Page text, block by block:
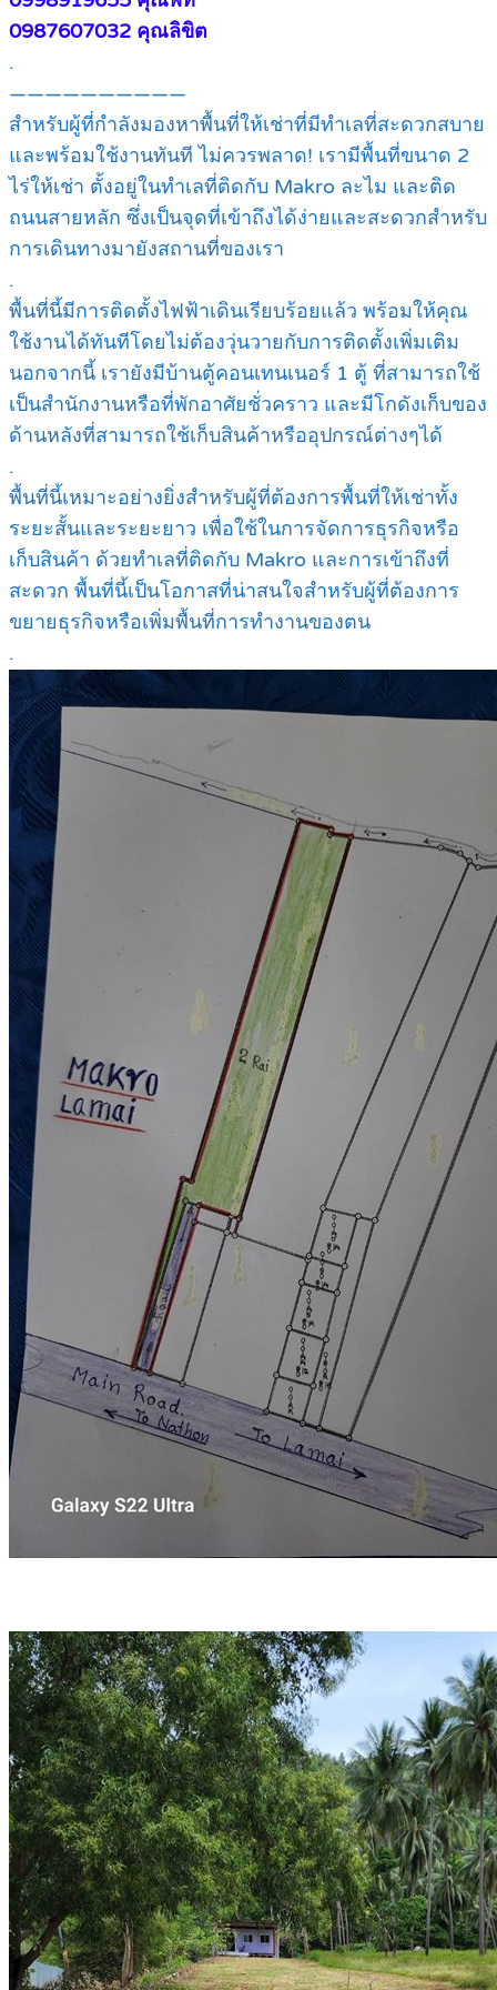
0987607032 คุณลิขิต
.
——————————
สำหรับผู้ที่กำลังมองหาพื้นที่ให้เช่าที่มีทำเลที่สะดวกสบาย
และพร้อมใช้งานทันที ไม่ควรพลาด! เรามีพื้นที่ขนาด 2
ไร่ให้เช่า ตั้งอยู่ในทำเลที่ติดกับ Makro ละไม และติด
ถนนสายหลัก ซึ่งเป็นจุดที่เข้าถึงได้ง่ายและสะดวกสำหรับ
การเดินทางมายังสถานที่ของเรา
.
พื้นที่นี้มีการติดตั้งไฟฟ้าเดินเรียบร้อยแล้ว พร้อมให้คุณ
ใช้งานได้ทันทีโดยไม่ต้องวุ่นวายกับการติดตั้งเพิ่มเติม
นอกจากนี้ เรายังมีบ้านตู้คอนเทนเนอร์ 1 ตู้ ที่สามารถใช้
เป็นสำนักงานหรือที่พักอาศัยชั่วคราว และมีโกดังเก็บของ
ด้านหลังที่สามารถใช้เก็บสินค้าหรืออุปกรณ์ต่างๆได้
.
พื้นที่นี้เหมาะอย่างยิ่งสำหรับผู้ที่ต้องการพื้นที่ให้เช่าทั้ง
ระยะสั้นและระยะยาว เพื่อใช้ในการจัดการธุรกิจหรือ
เก็บสินค้า ด้วยทำเลที่ติดกับ Makro และการเข้าถึงที่
สะดวก พื้นที่นี้เป็นโอกาสที่น่าสนใจสำหรับผู้ที่ต้องการ
ขยายธุรกิจหรือเพิ่มพื้นที่การทำงานของตน
.